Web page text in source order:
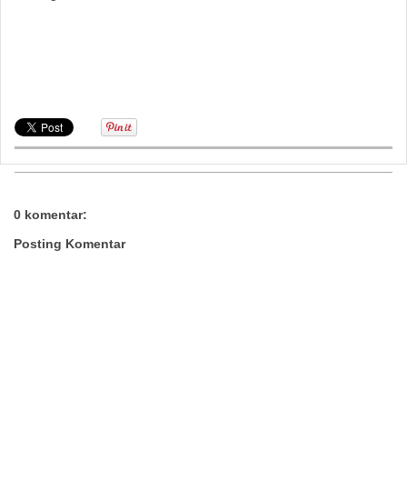
0 komentar:
Posting Komentar